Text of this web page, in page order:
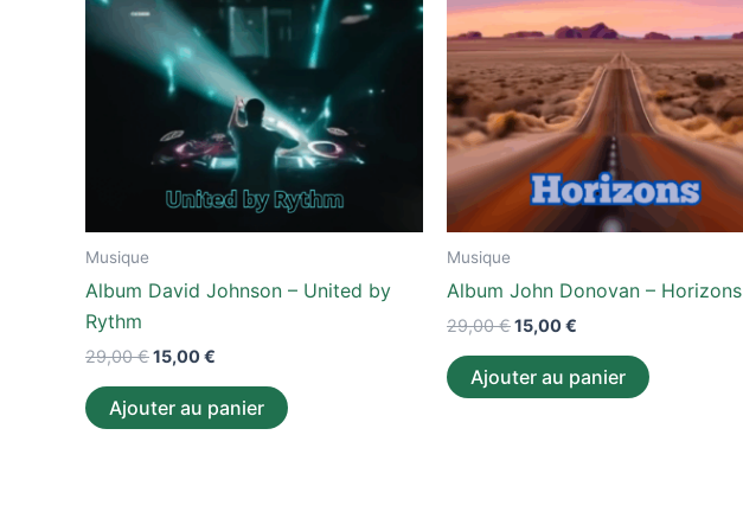
Musique
Album David Johnson – United by
Rythm
29,00€15,00€
Ajouter au panier
Musique
Album John Donovan – Horizons
29,00€15,00€
Ajouter au panier